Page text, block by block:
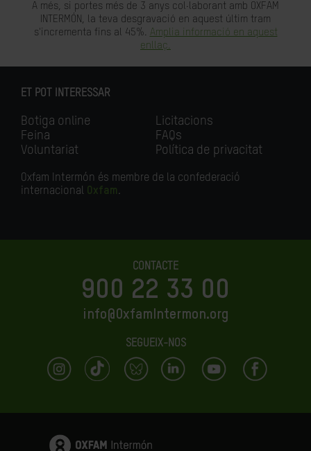
A més, si portes més de 3 anys col·laborant amb OXFAM
INTERMÓN, la teva desgravació en aquest últim tram
s'incrementa fins al 45%. Amplia informació en aquest
enllaç.
ET POT INTERESSAR
Botiga online
Feina
Voluntariat
Licitacions
FAQs
Política de privacitat
Oxfam Intermón és membre de la confederació
internacional Oxfam.
CONTACTE
900 22 33 00
info@OxfamIntermon.org
SEGUEIX-NOS